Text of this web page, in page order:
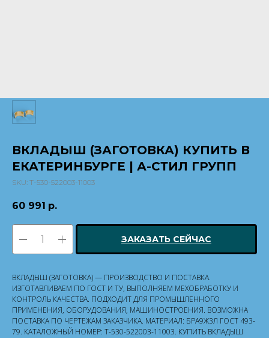
ВКЛАДЫШ (ЗАГОТОВКА) КУПИТЬ В
ЕКАТЕРИНБУРГЕ | А-СТИЛ ГРУПП
SKU: Т-530-522003-11003
60 991 р.
ЗАКАЗАТЬ СЕЙЧАС
ВКЛАДЫШ (ЗАГОТОВКА) — ПРОИЗВОДСТВО И ПОСТАВКА.
ИЗГОТАВЛИВАЕМ ПО ГОСТ И ТУ, ВЫПОЛНЯЕМ МЕХОБРАБОТКУ И
КОНТРОЛЬ КАЧЕСТВА. ПОДХОДИТ ДЛЯ ПРОМЫШЛЕННОГО
ПРИМЕНЕНИЯ, ОБОРУДОВАНИЯ, МАШИНОСТРОЕНИЯ. ВОЗМОЖНА
ПОСТАВКА ПО ЧЕРТЕЖАМ ЗАКАЗЧИКА. МАТЕРИАЛ: БРА9Ж3Л ГОСТ 493-
79. КАТАЛОЖНЫЙ НОМЕР: Т-530-522003-11003. КУПИТЬ ВКЛАДЫШ